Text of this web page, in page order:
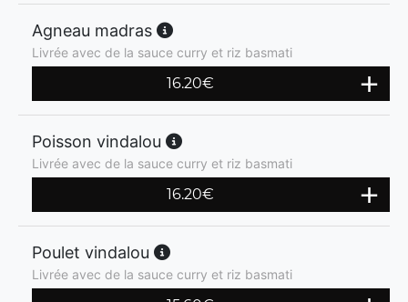
Agneau madras
Livrée avec de la sauce curry et riz basmati
16.20€
Poisson vindalou
Livrée avec de la sauce curry et riz basmati
16.20€
Poulet vindalou
Livrée avec de la sauce curry et riz basmati